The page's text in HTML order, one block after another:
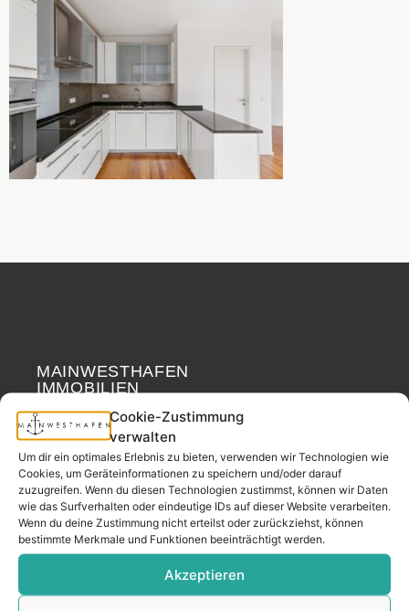
Cookie-Zustimmung
verwalten
Um dir ein optimales Erlebnis zu bieten, verwenden wir Technologien wie
Cookies, um Geräteinformationen zu speichern und/oder darauf
zuzugreifen. Wenn du diesen Technologien zustimmst, können wir Daten
wie das Surfverhalten oder eindeutige IDs auf dieser Website verarbeiten.
Wenn du deine Zustimmung nicht erteilst oder zurückziehst, können
bestimmte Merkmale und Funktionen beeinträchtigt werden.
Akzeptieren
MAINWESTHAFEN
IMMOBILIEN
Ihr Immobilienpartner
aus der
Nachbarschaft.
– seit 2017.